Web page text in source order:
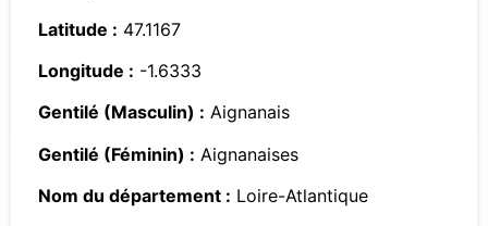
Latitude : 47.1167
Longitude : -1.6333
Gentilé (Masculin) : Aignanais
Gentilé (Féminin) : Aignanaises
Nom du département : Loire-Atlantique